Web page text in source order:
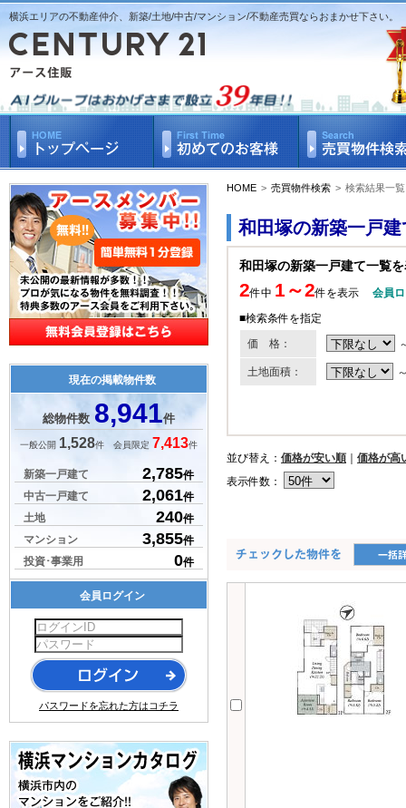
横浜エリアの不動産仲介、新築/土地/中古/マンション/不動産売買ならおまかせ下さい。
HOME > 売買物件検索 > 検索結果一覧
和田塚の新築一戸
和田塚の新築一戸建て一覧
2件中 1～2件を表示
会員
■検索条件を指定
価 格：
土地面積：
並び替え： 価格が安い順
価格が高
表示件数：
現在の掲載物件数
総物件数 8,941件
一般公開 1,528件 会員限定 7,413件
新築一戸建て 2,785件
中古一戸建て
2,061件
土地
240件
マンション
3,855件
投資･事業用
0件
会員ログイン
パスワードを忘れた方はコチラ